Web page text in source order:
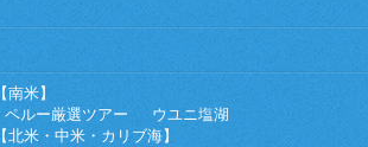
【南米】
ペルー厳選ツアー
ウユニ塩湖
【北米・中米・カリブ海】